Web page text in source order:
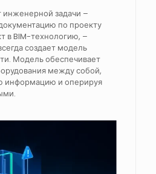
инженерной задачи –
по проекту
в BIM-технологию, –
создает модель
Модель обеспечивает
между собой,
информацию и оперируя